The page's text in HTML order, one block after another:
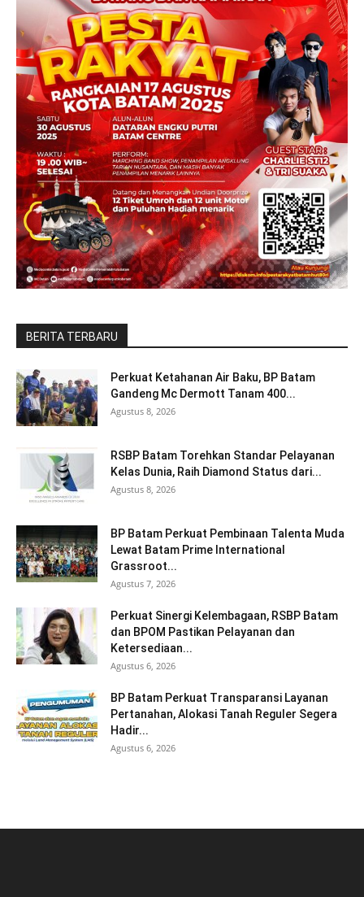
BERITA TERBARU
Perkuat Ketahanan Air Baku, BP Batam
Gandeng Mc Dermott Tanam 400...
Agustus 8, 2026
RSBP Batam Torehkan Standar Pelayanan
Kelas Dunia, Raih Diamond Status dari...
Agustus 8, 2026
BP Batam Perkuat Pembinaan Talenta Muda
Lewat Batam Prime International
Grassroot...
Agustus 7, 2026
Perkuat Sinergi Kelembagaan, RSBP Batam
dan BPOM Pastikan Pelayanan dan
Ketersediaan...
Agustus 6, 2026
BP Batam Perkuat Transparansi Layanan
Pertanahan, Alokasi Tanah Reguler Segera
Hadir...
Agustus 6, 2026